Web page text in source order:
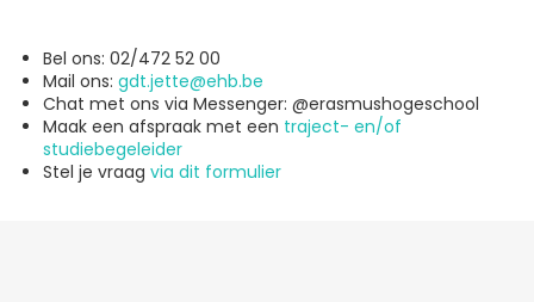
Bel ons: 02/472 52 00
Mail ons: gdt.jette@ehb.be
Chat met ons via Messenger: @erasmushogeschool
Maak een afspraak met een traject- en/of
studiebegeleider
Stel je vraag via dit formulier